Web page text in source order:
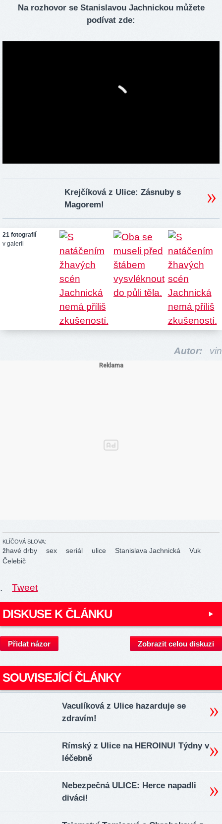
Na rozhovor se Stanislavou Jachnickou můžete
podívat zde:
Krejčíková z Ulice: Zásnuby s
Magorem!
21 fotografií
v galerii
Autor: vin
KLÍČOVÁ SLOVA:
žhavé drby sex seriál ulice Stanislava Jachnická
Vuk
Čelebič
. Tweet
DISKUSE K ČLÁNKU
Přidat názor Zobrazit celou diskuzi
SOUVISEJÍCÍ ČLÁNKY
Vaculíková z Ulice hazarduje se
zdravím!
Rímský z Ulice na HEROINU! Týdny v
léčebně
Nebezpečná ULICE: Herce napadli
diváci!